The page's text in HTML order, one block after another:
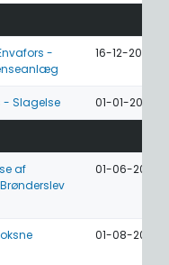
-
16-12-2025
- Slagelse 01-01-2025
af
01-06-2024
01-08-2023